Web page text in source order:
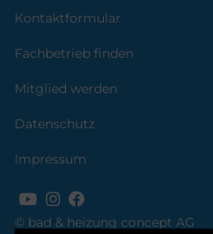
© bad & heizung concept AG
Kontaktformular
Fachbetrieb finden
Mitglied werden
Datenschutz
Impressum